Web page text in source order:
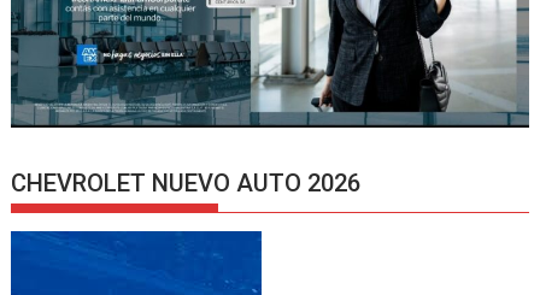
CHEVROLET NUEVO AUTO 2026